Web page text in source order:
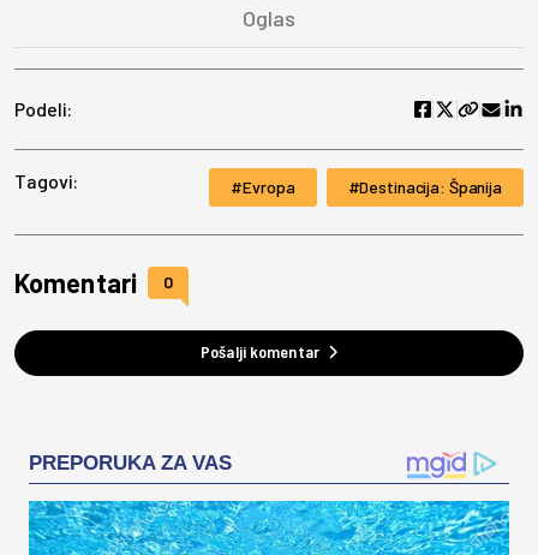
Podeli:
Tagovi: Evropa Destinacija: Španija
Komentari 0
Pošalji komentar
PREPORUKA ZA VAS